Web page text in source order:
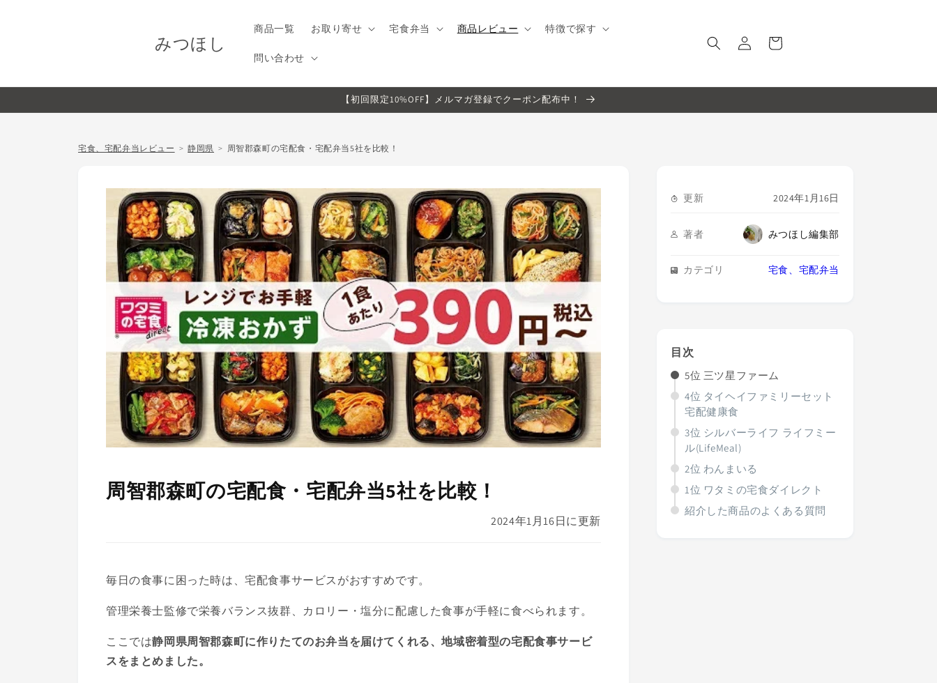
みつほし
商品一覧 お取り寄せ 宅食弁当 商品レビュー 特徴で探す
問い合わせ
グ
イ
ー
【初回限定10%OFF】メルマガ登録でクーポン配布中！
更新 2024年1月16日
著者 みつほし編集部
カテゴリ 宅食、宅配弁当
目次
5位 三ツ星ファーム
4位 タイヘイファミリーセット
宅配健康食
3位 シルバーライフ ライフミー
ル(LifeMeal)
2位 わんまいる
1位 ワタミの宅食ダイレクト
紹介した商品のよくある質問
宅食、宅配弁当レビュー 静岡県 周智郡森町の宅配食・宅配弁当5社を比較！
周智郡森町の宅配食・宅配弁当5社を比較！
2024年1月16日に更新
毎日の食事に困った時は、宅配食事サービスがおすすめです。
管理栄養士監修で栄養バランス抜群、 カロリー・塩分に配慮した食事が手軽に食べられます。
ここでは静岡県周智郡森町に作りたてのお弁当を届けてくれる、地域密着型の宅配食事サービ
スをまとめました。